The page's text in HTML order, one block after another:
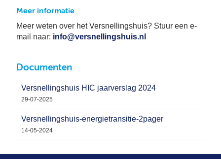
Meer informatie
Meer weten over het Versnellingshuis? Stuur een e-
mail naar: info@versnellingshuis.nl
Documenten
Versnellingshuis HIC jaarverslag 2024
29-07-2025
Versnellingshuis-energietransitie-2pager
14-05-2024